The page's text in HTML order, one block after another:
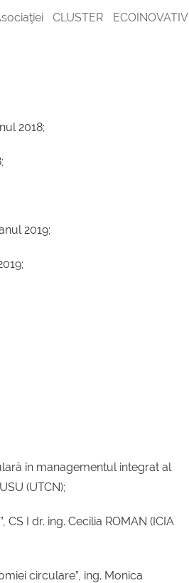
CLUSTER ECOINOVATIV
2018;
2019;
în managementul integrat al
(UTCN);
I dr. ing. Cecilia ROMAN (ICIA
circulare”, ing. Monica